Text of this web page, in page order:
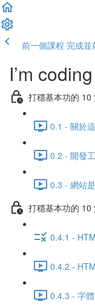
前一個課程 完成並
I’m
打穩基本功的 10
0.1 - 關於
0.2 - 開發
0.3 - 網站
打穩基本功的 10
0.4.1 -
0.4.2 -
0.4.3 - 字